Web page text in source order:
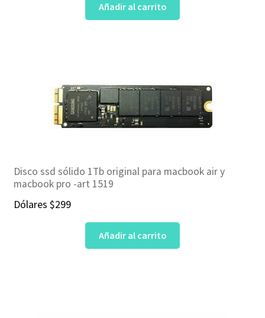
originalactual
Añadir al carrito
Disco ssd sólido 1Tb original para macbook air y
macbook pro -art 1519
Dólares $299
Añadir al carrito